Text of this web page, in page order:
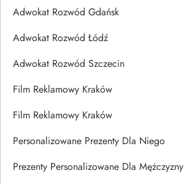
Adwokat Rozwód Gdańsk
Adwokat Rozwód Łódź
Adwokat Rozwód Szczecin
Film Reklamowy Kraków
Film Reklamowy Kraków
Personalizowane Prezenty Dla Niego
Prezenty Personalizowane Dla Mężczyzny